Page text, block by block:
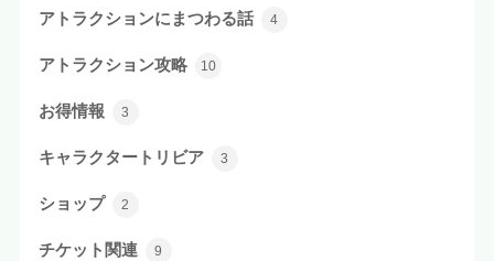
アトラクションにまつわる話 4
アトラクション攻略 10
お得情報 3
キャラクタートリビア 3
ショップ 2
チケット関連 9